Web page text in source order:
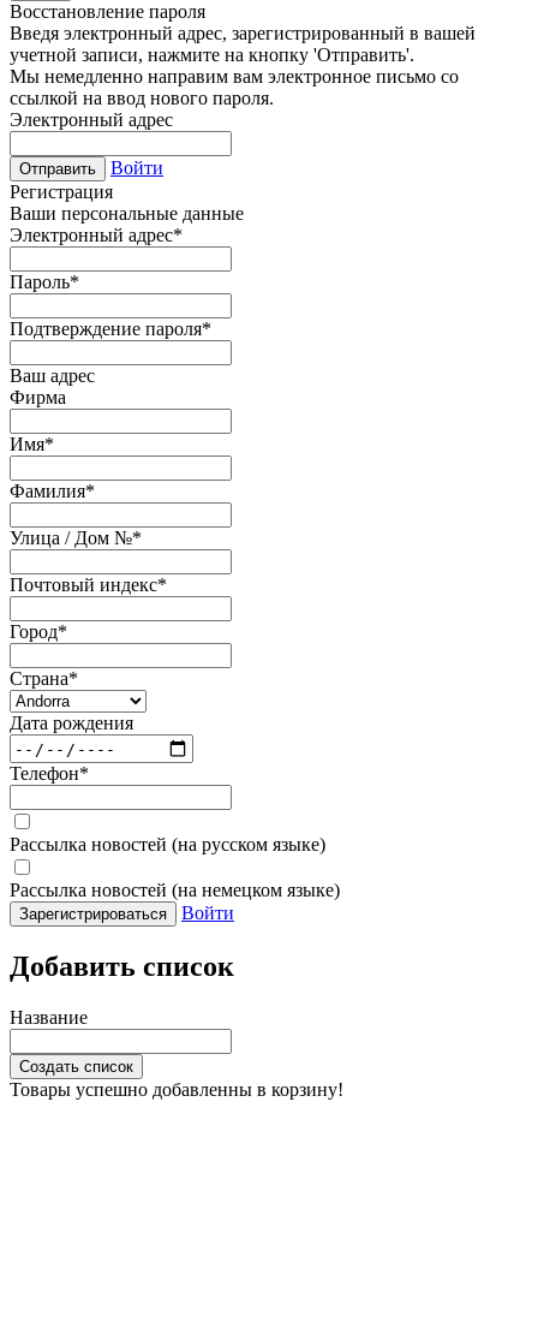
Восстановление пароля
Введя электронный адрес, зарегистрированный в вашей
учетной записи, нажмите на кнопку 'Отправить'.
Мы немедленно направим вам электронное письмо со
ссылкой на ввод нового пароля.
Электронный адрес
Отправить
Войти
Регистрация
Ваши персональные данные
Электронный адрес*
Пароль*
Подтверждение пароля*
Ваш адрес
Фирма
Имя*
Фамилия*
Улица / Дом №*
Почтовый индекс*
Город*
Страна*
Дата рождения
Телефон*
Рассылка новостей (на русском языке)
Рассылка новостей (на немецком языке)
Зарегистрироваться Войти
Добавить список
Название
Создать список
Товары успешно добавленны в корзину!